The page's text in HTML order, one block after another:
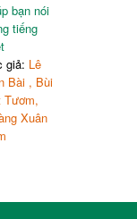
bạn nói
tiếng
giả: Lê
Bài , Bùi
Tươm,
Xuân